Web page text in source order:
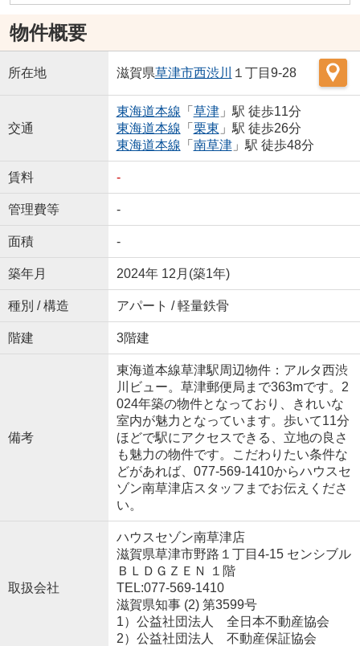
物件概要
所在地 滋賀県草津市西渋川 １丁目9-28
交通
東海道本線 「 草津」駅 徒歩11分
東海道本線 「 栗東 」駅 徒歩26分
東海道本線 「 南草津」駅 徒歩48分
賃料 -
管理費等 -
面積 -
築年月 2024年 12月(築1年)
種別 / 構造 アパート / 軽量鉄骨
階建 3階建
備考
東海道本線草津駅周辺物件：アルタ西渋
川ビュー。草津郵便局まで363mです。2
024年築の物件となっており、きれいな
室内が魅力となっています。歩いて11分
ほどで駅にアクセスできる、立地の良さ
も魅力の物件です。こだわりたい条件な
どがあれば、077-569-1410からハウスセ
ゾン南草津店スタッフまでお伝えくださ
い。
取扱会社
ハウスセゾン南草津店
滋賀県草津市野路１丁目4-15 センシブル
ＢＬＤＧＺＥＮ １階
TEL:077-569-1410
滋賀県知事 (2) 第3599号
1）公益社団法人 全日本不動産協会
2）公益社団法人 不動産保証協会